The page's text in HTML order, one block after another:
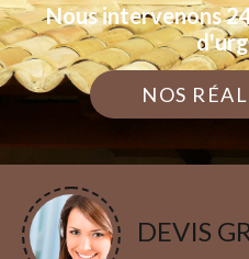
Nous intervenons
NOS
DEVIS